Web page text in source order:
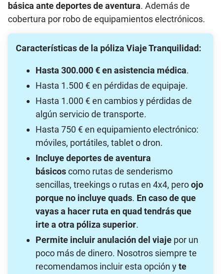
básica ante deportes de aventura. Además de
cobertura por robo de equipamientos electrónicos.
Características de la póliza Viaje Tranquilidad:
Hasta 300.000 € en asistencia médica.
Hasta 1.500 € en pérdidas de equipaje.
Hasta 1.000 € en cambios y pérdidas de
algún servicio de transporte.
Hasta 750 € en equipamiento electrónico:
móviles, portátiles, tablet o dron.
Incluye deportes de aventura
básicoscomo rutas de senderismo
sencillas, treekings o rutas en 4x4, peroojo
porque no incluye quads. En caso de que
vayas a hacer ruta en quad tendrás que
irte a otra póliza superior.
Permite incluir anulación del viaje por un
poco más de dinero. Nosotros siempre te
recomendamos incluir esta opción yte